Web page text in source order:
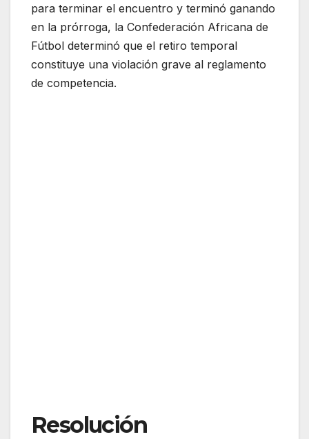
para terminar el encuentro y terminó ganando
en la prórroga, la Confederación Africana de
Fútbol determinó que el retiro temporal
constituye una violación grave al reglamento
de competencia.
Resolución